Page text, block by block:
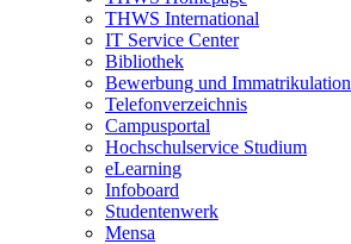
THWS International
IT Service Center
Bibliothek
Bewerbung und Immatrikulation
Telefonverzeichnis
Campusportal
Hochschulservice Studium
eLearning
Infoboard
Studentenwerk
Mensa